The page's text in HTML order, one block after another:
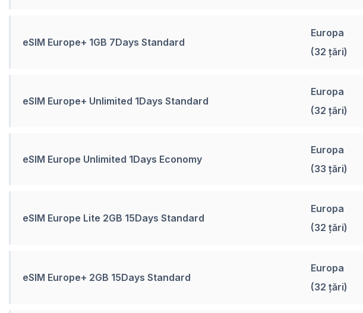
eSIM Europe+ 1GB 7Days Standard
Europa
(32 țări)
eSIM Europe+ Unlimited 1Days Standard
Europa
(32 țări)
eSIM Europe Unlimited 1Days Economy
Europa
(33 țări)
eSIM Europe Lite 2GB 15Days Standard
Europa
(32 țări)
eSIM Europe+ 2GB 15Days Standard
Europa
(32 țări)